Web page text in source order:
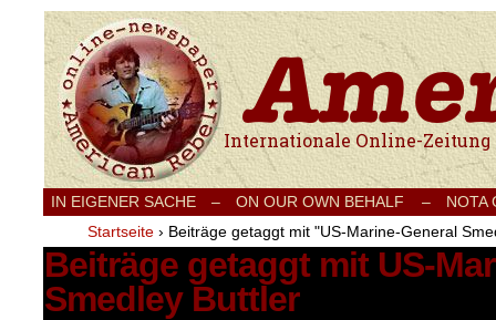
Internationale Onlinezeitung für Frieden,
IN EIGENER SACHE – ON OUR OWN BEHALF –
NOTA
Startseite › Beiträge getaggt mit "US-Marine-General
Beiträge getaggt mit US-
Smedley Buttler